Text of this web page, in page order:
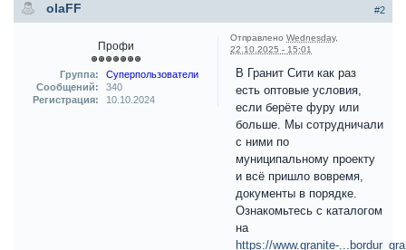
#2
olaFF
Профи
Группа:
Суперпользователи
Сообщений:
340
Регистрация:
10.10.2024
Отправлено Wednesday,
22.10.2025 - 15:01
В Гранит Сити как раз
есть оптовые условия,
если берёте фуру или
больше. Мы сотрудничали
с ними по
муниципальному проекту
и всё пришло вовремя,
документы в порядке.
Ознакомьтесь с каталогом
на
https://www.granite-